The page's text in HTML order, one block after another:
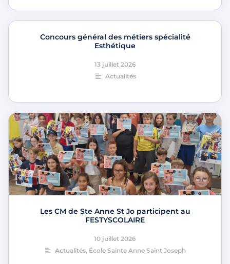
Concours général des métiers spécialité
Esthétique
13 juillet 2026
Actualités
Les CM de Ste Anne St Jo participent au
FESTYSCOLAIRE
10 juillet 2026
Actualités, École Sainte Anne Saint Joseph